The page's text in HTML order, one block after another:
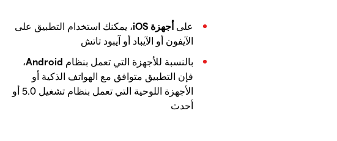
علىأجهزة iOS
، يمكنك استخدام التطبيق على
الآيفون أو الآيباد أو آيبود تاتش
بالنسبة للأجهزة التي تعمل بنظام Android،
فإن التطبيق متوافق مع الهواتف الذكية أو
الأجهزة اللوحية التي تعمل بنظام تشغيل 5.0 أو
أحدث